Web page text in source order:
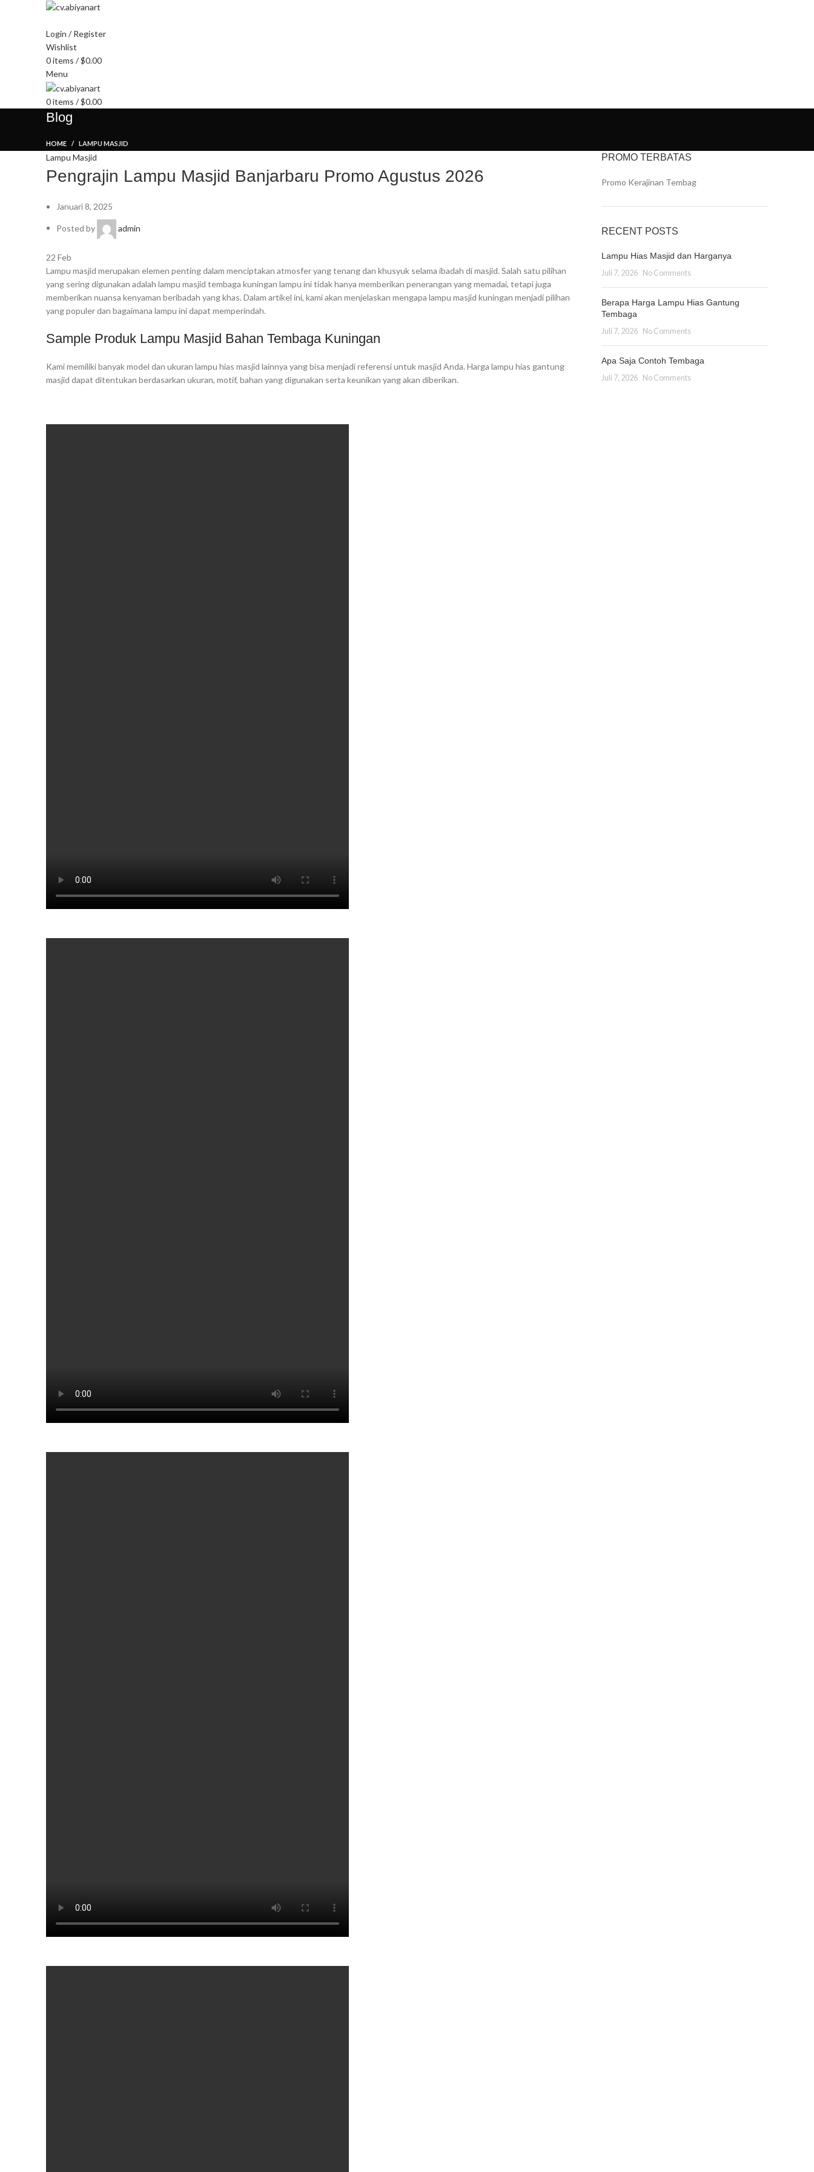
Login / Register
Wishlist
0items /$0.00
Menu
0items /$0.00
Blog
HOME LAMPU MASJID
Lampu Masjid
Pengrajin Lampu Masjid Banjarbaru Promo Agustus 2026
Januari 8, 2025
Posted by admin
22 Feb
Lampu masjid merupakan elemen penting dalam menciptakan atmosfer yang tenang dan khusyuk selama ibadah di masjid. Salah satu pilihan
yang sering digunakan adalah lampu masjid tembaga kuningan lampu ini tidak hanya memberikan penerangan yang memadai, tetapi juga
memberikan nuansa kenyaman beribadah yang khas. Dalam artikel ini, kami akan menjelaskan mengapa lampu masjid kuningan menjadi pilihan
yang populer dan bagaimana lampu ini dapat memperindah.
Sample Produk Lampu Masjid Bahan Tembaga Kuningan
Kami memiliki banyak model dan ukuran lampu hias masjid lainnya yang bisa menjadi referensi untuk masjid Anda. Harga lampu hias gantung
masjid dapat ditentukan berdasarkan ukuran, motif, bahan yang digunakan serta keunikan yang akan diberikan.
PROMO TERBATAS
Promo Kerajinan Tembag
RECENT POSTS
Lampu Hias Masjid dan Harganya
Juli 7, 2026 No Comments
Berapa Harga Lampu Hias Gantung
Tembaga
Juli 7, 2026 No Comments
Apa Saja Contoh Tembaga
Juli 7, 2026 No Comments